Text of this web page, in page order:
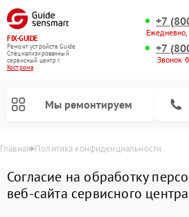
FIX-GUIDE
Ремонт устройств Guide
Специализированный
cервисный центр г.
Кострома
+7
+7
Звонок
Мы ремонтируем
Главная Политика конфиденциальности
Согласие на обработку
веб-сайта сервисного